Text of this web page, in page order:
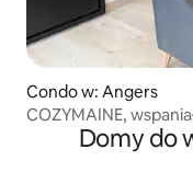
Condo w: Angers
COZYMAINE,
Domy do